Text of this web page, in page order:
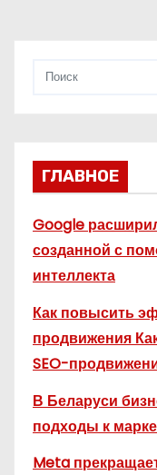
ГЛАВНОЕ
Google
созданной с
интеллекта
Как повысить
продвижения
SEO-
В Беларуси
подходы к
Meta